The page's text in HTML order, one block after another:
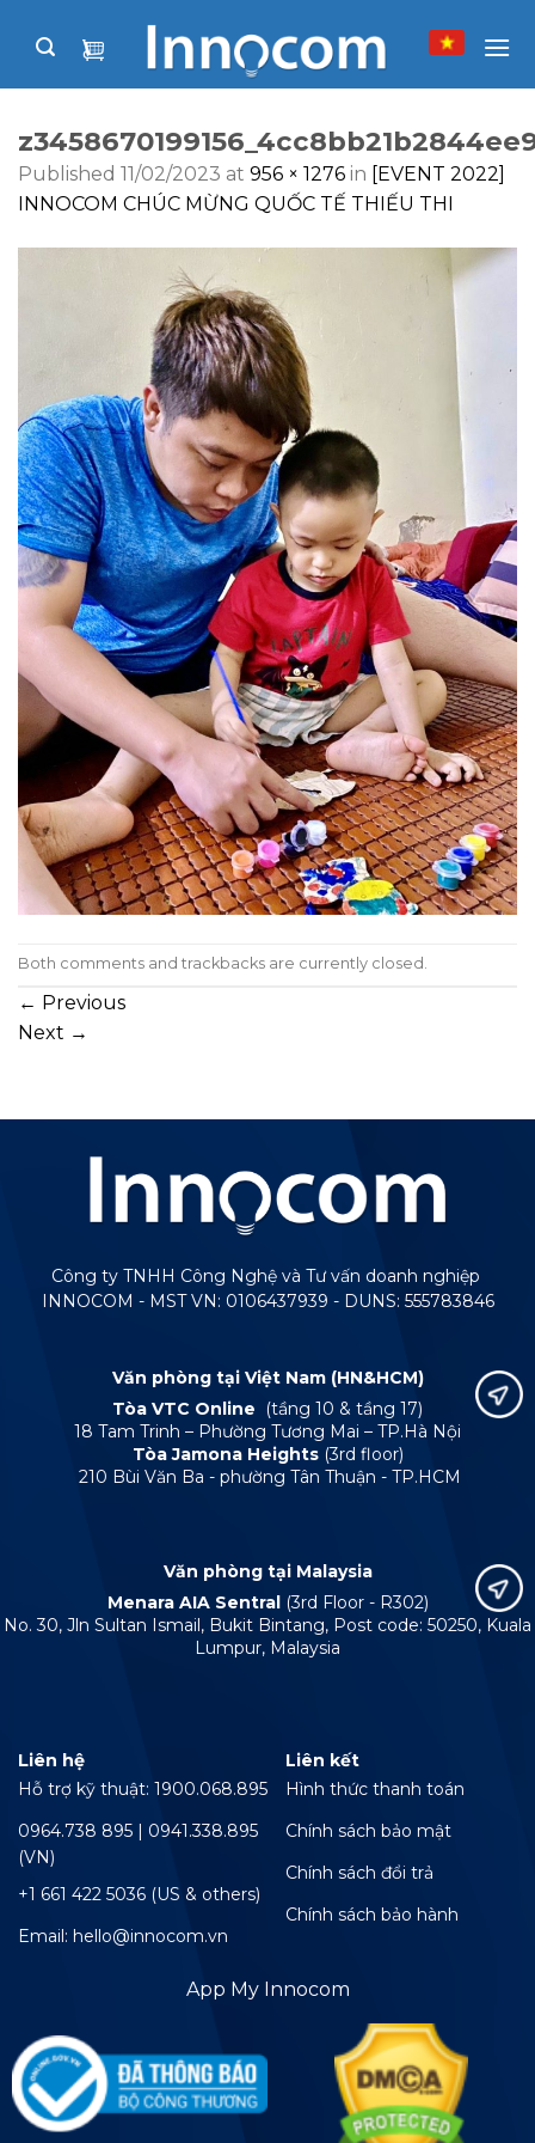
Published 11/02/2023 at 956 × 1276 in [EVENT 2022]
INNOCOM CHÚC MỪNG QUỐC TẾ THIẾU THI
Both comments and trackbacks are currently closed.
← Previous
Next →
Công ty TNHH Công Nghệ và Tư vấn doanh nghiệp
INNOCOM - MST VN: 0106437939 - DUNS: 555783846
Văn phòng tại Việt Nam (HN&HCM)
Tòa VTC Online
(tầng 10 & tầng 17)
18 Tam Trinh – Phường Tương Mai – TP.Hà Nội
Tòa Jamona Heights (3rd floor)
210 Bùi Văn Ba - phường Tân Thuận - TP.HCM
Văn phòng tại Malaysia
Menara AIA Sentral (3rd Floor - R302)
No. 30, Jln Sultan Ismail, Bukit Bintang, Post code: 50250, Kuala
Lumpur, Malaysia
Liên hệ
Hỗ trợ kỹ thuật: 1900.068.895
0964.738 895 | 0941.338.895
(VN)
+1 661 422 5036 (US & others)
Email: hello@innocom.vn
Liên kết
Hình thức thanh toán
Chính sách bảo mật
Chính sách đổi trả
Chính sách bảo hành
App My Innocom